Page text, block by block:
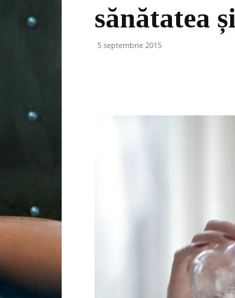
sănătatea
5 septembrie 2015